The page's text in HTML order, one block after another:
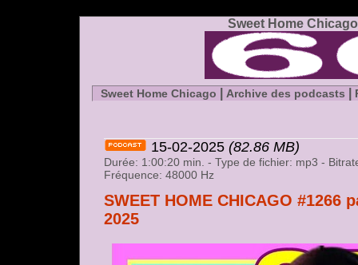
Sweet Home
Sweet Home Chicago Archive des podcasts
15-02-2025 (82.86 MB)
Durée: 1:00:20 min. - Type de fichier: mp3 -
Fréquence: 48000 Hz
SWEET HOME CHICAGO #1266
2025